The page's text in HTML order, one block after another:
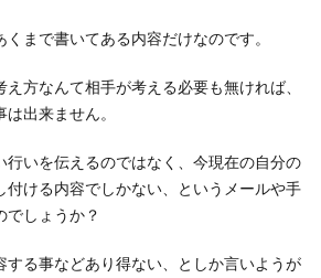
まで書いてある内容だけなのです。
方なんて相手が考える必要も無ければ、
出来ません。
行いを伝えるのではなく、今現在の自分の
付ける内容でしかない、というメールや手
でしょうか？
する事などあり得ない、としか言いようが